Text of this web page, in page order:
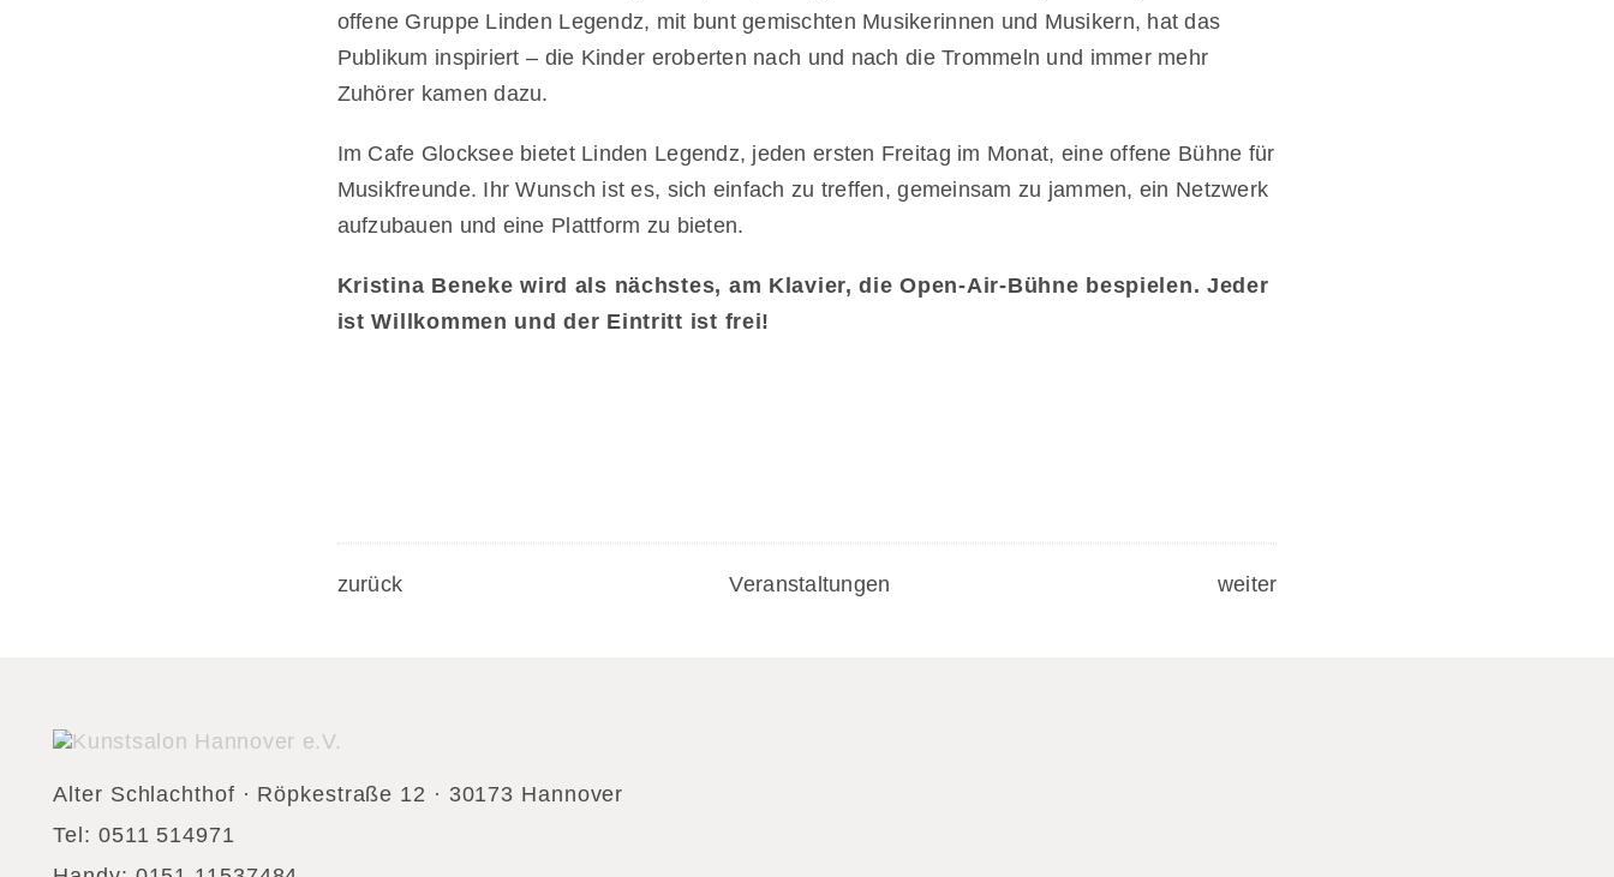
offene Gruppe Linden Legendz, mit bunt gemischten Musikerinnen und Musikern, hat das
Publikum inspiriert – die Kinder eroberten nach und nach die Trommeln und immer mehr
Zuhörer kamen dazu.
Im Cafe Glocksee bietet Linden Legendz, jeden ersten Freitag im Monat, eine offene Bühne für
Musikfreunde. Ihr Wunsch ist es, sich einfach zu treffen, gemeinsam zu jammen, ein Netzwerk
aufzubauen und eine Plattform zu bieten.
Kristina Beneke wird als nächstes, am Klavier, die Open-Air-Bühne bespielen. Jeder
ist Willkommen und der Eintritt ist frei!
zurück Veranstaltungen weiter
Alter Schlachthof · Röpkestraße 12 · 30173 Hannover
Tel: 0511 514971